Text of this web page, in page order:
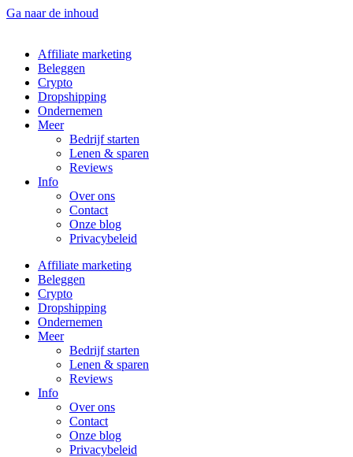
Ga naar de inhoud
Affiliate marketing
Beleggen
Crypto
Dropshipping
Ondernemen
Meer
Bedrijf starten
Lenen & sparen
Reviews
Info
Over ons
Contact
Onze blog
Privacybeleid
Affiliate marketing
Beleggen
Crypto
Dropshipping
Ondernemen
Meer
Bedrijf starten
Lenen & sparen
Reviews
Info
Over ons
Contact
Onze blog
Privacybeleid